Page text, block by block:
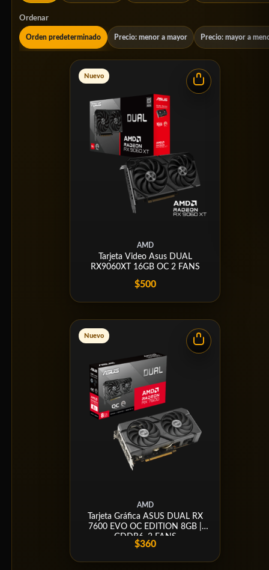
Ordenar
Orden predeterminado Precio: menor a mayor Precio: mayor a
Nuevo
AMD
Tarjeta Video Asus DUAL
RX9060XT 16GB OC 2 FANS
$500
Nuevo
AMD
Tarjeta Gráfica ASUS DUAL RX
7600 EVO OC EDITION 8GB |
GDDR6, 2 FANS
$360